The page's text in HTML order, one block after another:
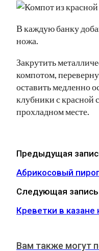
В каждую банку
ножа.
Закрутить
компотом,
оставить медленно
клубники с красной
прохладном месте.
Предыдущая
Абрикосовый пирог
Следующая запись
Креветки в казане
Вам также могут